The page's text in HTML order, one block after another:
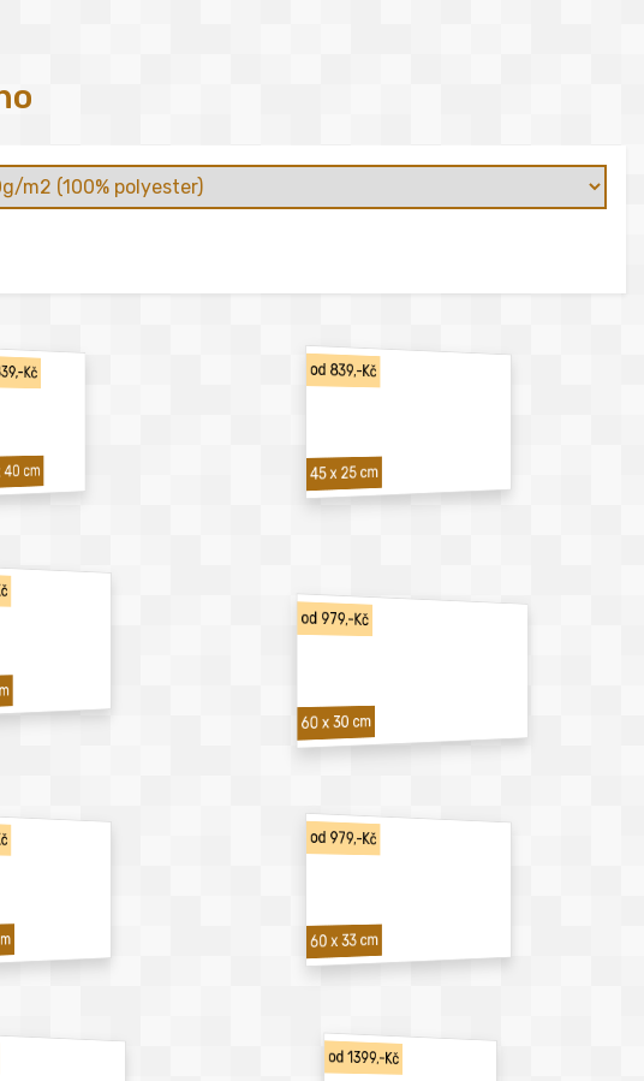
Kč
cm
od 839,-Kč
45 x 25 cm
od 979,-Kč
60 x 30 cm
od 979,-Kč
60 x 33 cm
od 1399,-Kč